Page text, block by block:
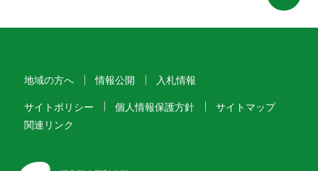
地域の方へ 情報公開 入札情報
サイトポリシー 個人情報保護方針
サイトマップ
関連リンク